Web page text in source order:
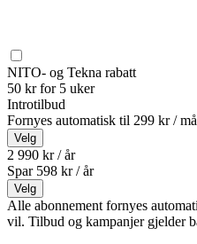
NITO- og Tekna rabatt
50 kr for 5 uker
Introtilbud
Fornyes automatisk til 299 kr /
Velg
2 990 kr / år
Spar 598 kr /år
Velg
Alle abonnement fornyes
vil. Tilbud og kampanjer gjelder